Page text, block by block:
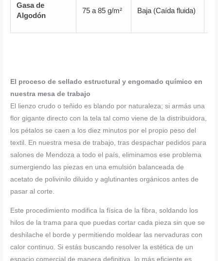
Gasa de
Algodón
75 a 85 g/m² Baja (Caída fluida)
El proceso de sellado estructural y engomado químico en
nuestra mesa de trabajo
El lienzo crudo o teñido es blando por naturaleza; si armás una
flor gigante directo con la tela tal como viene de la distribuidora,
los pétalos se caen a los diez minutos por el propio peso del
textil. En nuestra mesa de trabajo, tras despachar pedidos para
salones de Mendoza a todo el país, eliminamos ese problema
sumergiendo las piezas en una emulsión balanceada de
acetato de polivinilo diluido y aglutinantes orgánicos antes de
pasar al corte.
Este procedimiento modifica la física de la fibra, soldando los
hilos de la trama para que puedas cortar cada pieza sin que se
deshilache el borde y permitiendo moldear las nervaduras con
calor continuo. Si estás buscando resolver la estética de un
espacio comercial de manera definitiva, lo más eficiente es